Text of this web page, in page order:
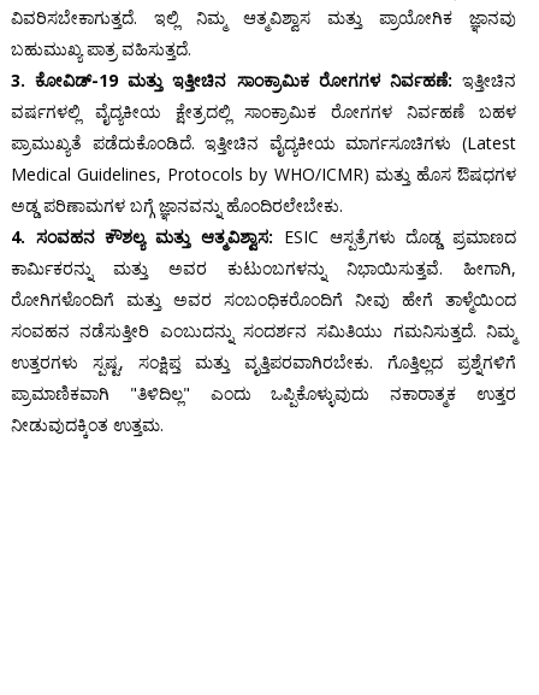
ವಿವರಿಸಬೇಕಾಗುತ್ತದೆ. ಇಲ್ಲಿ ನಿಮ್ಮ ಆತ್ಮವಿಶ್ವಾಸ ಮತ್ತು ಪ್ರಾಯೋಗಿಕ ಜ್ಞಾನವು
ಬಹುಮುಖ್ಯ ಪಾತ್ರ ವಹಿಸುತ್ತದೆ.
3. ಕೋವಿಡ್-19 ಮತ್ತು ಇತ್ತೀಚಿನ ಸಾಂಕ್ರಾಮಿಕ ರೋಗಗಳ ನಿರ್ವಹಣೆ: ಇತ್ತೀಚಿನ
ವರ್ಷಗಳಲ್ಲಿ ವೈದ್ಯಕೀಯ ಕ್ಷೇತ್ರದಲ್ಲಿ ಸಾಂಕ್ರಾಮಿಕ ರೋಗಗಳ ನಿರ್ವಹಣೆ ಬಹಳ
ಪ್ರಾಮುಖ್ಯತೆ ಪಡೆದುಕೊಂಡಿದೆ. ಇತ್ತೀಚಿನ ವೈದ್ಯಕೀಯ ಮಾರ್ಗಸೂಚಿಗಳು (Latest
Medical Guidelines, Protocols by WHO/ICMR) ಮತ್ತು ಹೊಸ ಔಷಧಗಳ
ಅಡ್ಡ ಪರಿಣಾಮಗಳ ಬಗ್ಗೆ ಜ್ಞಾನವನ್ನು ಹೊಂದಿರಲೇಬೇಕು.
4. ಸಂವಹನ ಕೌಶಲ್ಯ ಮತ್ತು ಆತ್ಮವಿಶ್ವಾಸ: ESIC ಆಸ್ಪತ್ರೆಗಳು ದೊಡ್ಡ ಪ್ರಮಾಣದ
ಕಾರ್ಮಿಕರನ್ನು ಮತ್ತು ಅವರ ಕುಟುಂಬಗಳನ್ನು ನಿಭಾಯಿಸುತ್ತವೆ. ಹೀಗಾಗಿ,
ರೋಗಿಗಳೊಂದಿಗೆ ಮತ್ತು ಅವರ ಸಂಬಂಧಿಕರೊಂದಿಗೆ ನೀವು ಹೇಗೆ ತಾಳ್ಮೆಯಿಂದ
ಸಂವಹನ ನಡೆಸುತ್ತೀರಿ ಎಂಬುದನ್ನು ಸಂದರ್ಶನ ಸಮಿತಿಯು ಗಮನಿಸುತ್ತದೆ. ನಿಮ್ಮ
ಉತ್ತರಗಳು ಸ್ಪಷ್ಟ, ಸಂಕ್ಷಿಪ್ತ ಮತ್ತು ವೃತ್ತಿಪರವಾಗಿರಬೇಕು. ಗೊತ್ತಿಲ್ಲದ ಪ್ರಶ್ನೆಗಳಿಗೆ
ಪ್ರಾಮಾಣಿಕವಾಗಿ "ತಿಳಿದಿಲ್ಲ" ಎಂದು ಒಪ್ಪಿಕೊಳ್ಳುವುದು ನಕಾರಾತ್ಮಕ ಉತ್ತರ
ನೀಡುವುದಕ್ಕಿಂತ ಉತ್ತಮ.